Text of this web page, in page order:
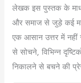
लेखक इस पुस्तक के
और समाज से जुड़े कई
एक आसान उत्तर में नहीं
से सोचने, विभिन्न
निकालने से बचने की